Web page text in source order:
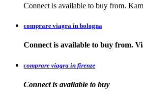
Connect is available to buy from.
comprare viagra in bologna
Connect is available to buy from.
comprare viagra in firenze
Connect is available to buy